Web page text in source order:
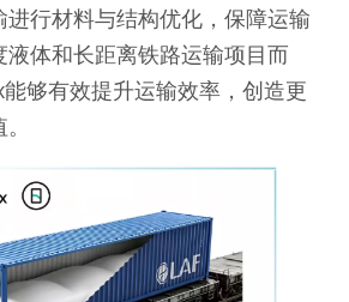
行材料与结构优化，保障运输
体和长距离铁路运输项目而
够有效提升运输效率，创造更